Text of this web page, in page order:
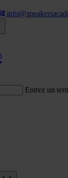
Entrez un